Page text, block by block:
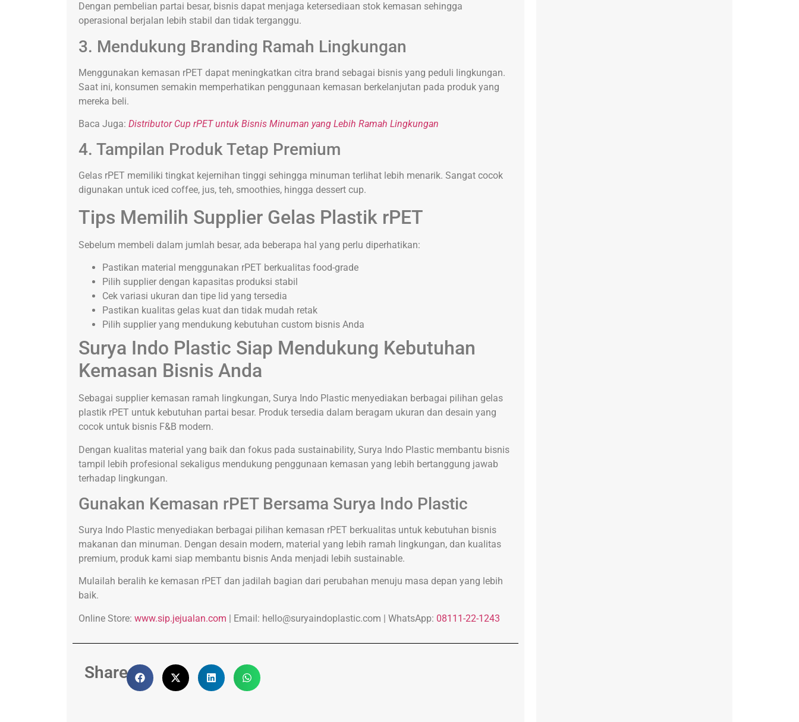
Dengan pembelian partai besar, bisnis dapat menjaga ketersediaan stok kemasan sehingga
operasional berjalan lebih stabil dan tidak terganggu.
3. Mendukung Branding Ramah Lingkungan
Menggunakan kemasan rPET dapat meningkatkan citra brand sebagai bisnis yang peduli lingkungan.
Saat ini, konsumen semakin memperhatikan penggunaan kemasan berkelanjutan pada produk yang
mereka beli.
Baca Juga: Distributor Cup rPET untuk Bisnis Minuman yang Lebih Ramah Lingkungan
4. Tampilan Produk Tetap Premium
Gelas rPET memiliki tingkat kejernihan tinggi sehingga minuman terlihat lebih menarik. Sangat cocok
digunakan untuk iced coffee, jus, teh, smoothies, hingga dessert cup.
Tips Memilih Supplier Gelas Plastik rPET
Sebelum membeli dalam jumlah besar, ada beberapa hal yang perlu diperhatikan:
Pastikan material menggunakan rPET berkualitas food-grade
Pilih supplier dengan kapasitas produksi stabil
Cek variasi ukuran dan tipe lid yang tersedia
Pastikan kualitas gelas kuat dan tidak mudah retak
Pilih supplier yang mendukung kebutuhan custom bisnis Anda
Surya Indo Plastic Siap Mendukung Kebutuhan
Kemasan Bisnis Anda
Sebagai supplier kemasan ramah lingkungan, Surya Indo Plastic menyediakan berbagai pilihan gelas
plastik rPET untuk kebutuhan partai besar. Produk tersedia dalam beragam ukuran dan desain yang
cocok untuk bisnis F&B modern.
Dengan kualitas material yang baik dan fokus pada sustainability, Surya Indo Plastic membantu bisnis
tampil lebih profesional sekaligus mendukung penggunaan kemasan yang lebih bertanggung jawab
terhadap lingkungan.
Gunakan Kemasan rPET Bersama Surya Indo Plastic
Surya Indo Plastic menyediakan berbagai pilihan kemasan rPET berkualitas untuk kebutuhan bisnis
makanan dan minuman. Dengan desain modern, material yang lebih ramah lingkungan, dan kualitas
premium, produk kami siap membantu bisnis Anda menjadi lebih sustainable.
Mulailah beralih ke kemasan rPET dan jadilah bagian dari perubahan menuju masa depan yang lebih
baik.
Online Store: www.sip.jejualan.com | Email: hello@suryaindoplastic.com | WhatsApp: 08111-22-1243
Share: